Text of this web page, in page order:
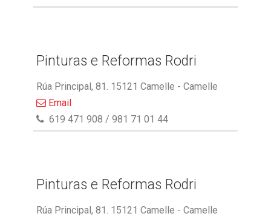
Pinturas e Reformas Rodri
Rúa Principal, 81. 15121 Camelle - Camelle
Email
619 471 908 / 981 71 01 44
Pinturas e Reformas Rodri
Rúa Principal, 81. 15121 Camelle - Camelle